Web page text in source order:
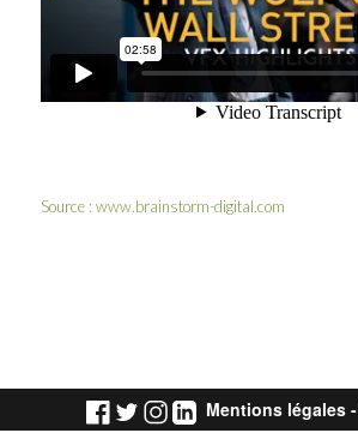
Source : www.brainstorm-digital.com
Mentions légales-